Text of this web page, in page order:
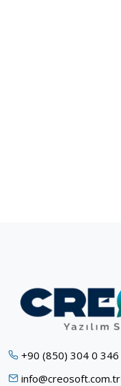
+90 (850) 304 0 346
info@creosoft.com.tr